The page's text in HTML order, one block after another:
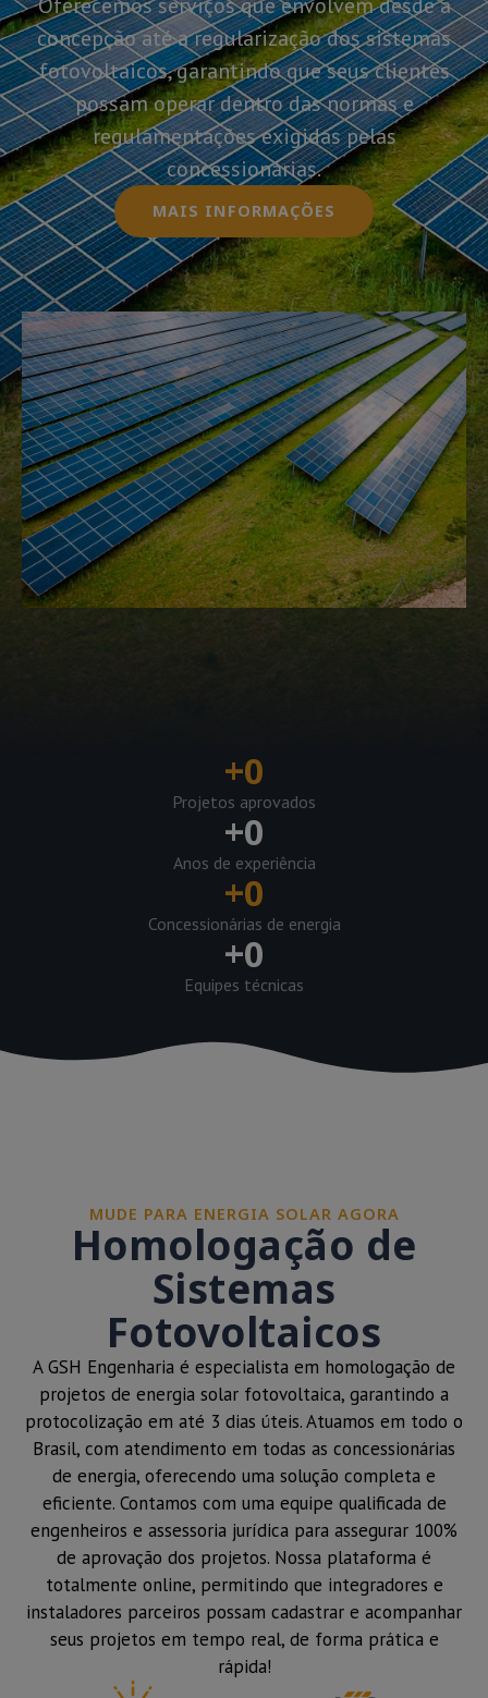
concepção até a regularização dos sistemas
fotovoltaicos, garantindo que seus clientes
possam operar dentro das normas e
regulamentações exigidas pelas
concessionárias.
MAIS INFORMAÇÕES
+0
Projetos aprovados
+0
Anos de experiência
+0
Concessionárias de energia
+0
Equipes técnicas
MUDE PARA ENERGIA SOLAR AGORA
Homologação de
Sistemas
Fotovoltaicos
A GSH Engenharia é especialista em homologação de
projetos de energia solar fotovoltaica, garantindo a
protocolização em até 3 dias úteis. Atuamos em todo o
Brasil, com atendimento em todas as concessionárias
de energia, oferecendo uma solução completa e
eficiente. Contamos com uma equipe qualificada de
engenheiros e assessoria jurídica para assegurar 100%
de aprovação dos projetos. Nossa plataforma é
totalmente online, permitindo que integradores e
instaladores parceiros possam cadastrar e acompanhar
seus projetos em tempo real, de forma prática e
rápida!